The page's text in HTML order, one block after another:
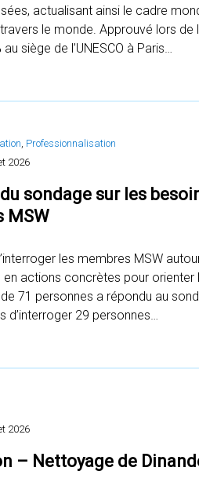
actualisant ainsi le cadre
le monde. Approuvé lors
siège de l’UNESCO à Paris…
, Professionnalisation
2026
sondage sur les
MSW
les membres MSW
actions concrètes pour
71 personnes a répondu au
d’interroger 29 personnes…
2026
– Nettoyage de